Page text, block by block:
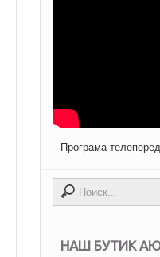
Програма
НАШ БУТИК